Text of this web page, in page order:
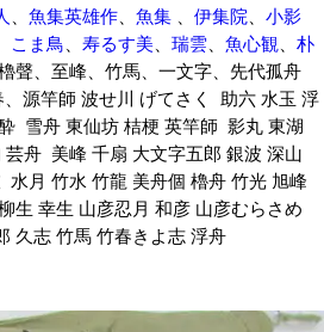
魚集英雄作 魚集 伊集院
小影
こま鳥 寿るす美 瑞雲 魚心観
朴
聲、至峰、竹馬、一文字、先代孤舟
、源竿師 波せ川 げてさく 助六 水玉 浮
雪舟 東仙坊 桔梗 英竿師 影丸 東湖
芸舟 美峰 千扇 大文字五郎 銀波 深山
水月 竹水 竹龍 美舟個 櫓舟 竹光 旭峰
幸生 山彦忍月 和彦 山彦むらさめ
久志 竹馬 竹春きよ志 浮舟